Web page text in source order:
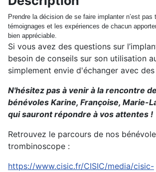
Prendre la décision de se faire implanter n’est pas
témoignages et les expériences de chacun
bien appréciable.
Si vous avez des questions sur
besoin de conseils sur son utilisation
simplement envie d'échanger avec
N'hésitez pas à venir à la rencontre
bénévoles Karine, Françoise, Marie-
qui sauront répondre à vos attentes !
Retrouvez le parcours de nos
trombinoscope :
https://www.cisic.fr/CISIC/media/cisic-